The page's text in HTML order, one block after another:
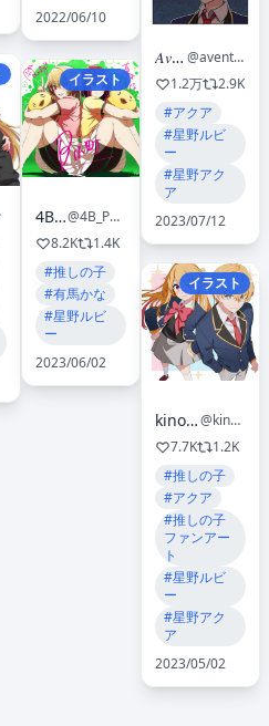
2022/06/10
イラスト
4B鉛筆
@4B_Pencil_25
8.2K
1.4K
#推しの子
#有馬かな
#星野ルビ
ー
2023/06/02
𝐴𝑣𝑒𝑛𝑡𝑎𝑑𝑜𝑟
@aventador_770_4
1.2万
2.9K
#アクア
#星野ルビ
ー
#星野アク
ア
2023/07/12
イラスト
kinomiki_
@kinomiki_
7.7K
1.2K
#推しの子
#アクア
#推しの子
ファンアー
ト
#星野ルビ
ー
#星野アク
ア
2023/05/02